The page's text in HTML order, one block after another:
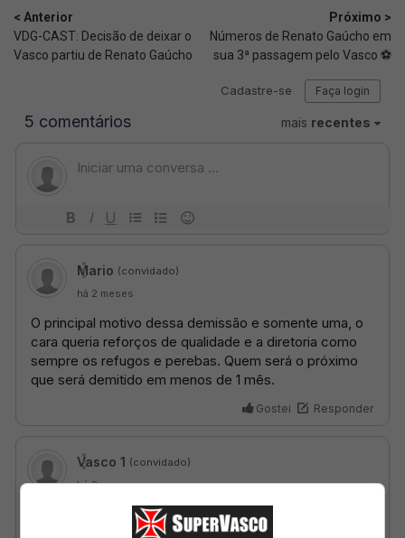
< Anterior
VDG-CAST: Decisão de deixar o
Vasco partiu de Renato Gaúcho
Próximo >
Números de Renato Gaúcho em
sua 3ª passagem pelo Vasco ⚽️